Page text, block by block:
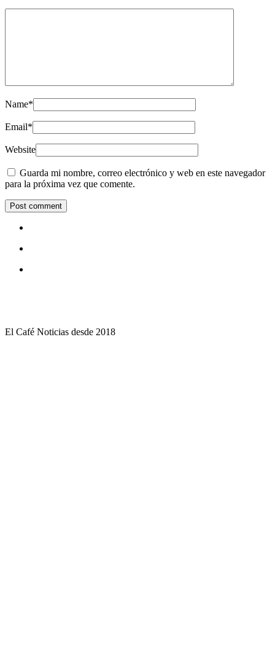
Name*
Email*
Website
Guarda mi nombre, correo electrónico y web en este navegador
para la próxima vez que comente.
El Café Noticias desde 2018